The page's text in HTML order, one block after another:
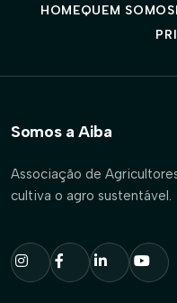
HOMEQUEM SOMOS
Somos a Aiba
Associação de
cultiva o agro sustentável.